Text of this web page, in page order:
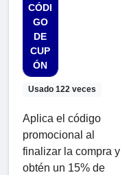
CÓDI
GO
DE
CUP
ÓN
Usado 122 veces
Aplica el código
promocional al
finalizar la compra y
obtén un 15% de